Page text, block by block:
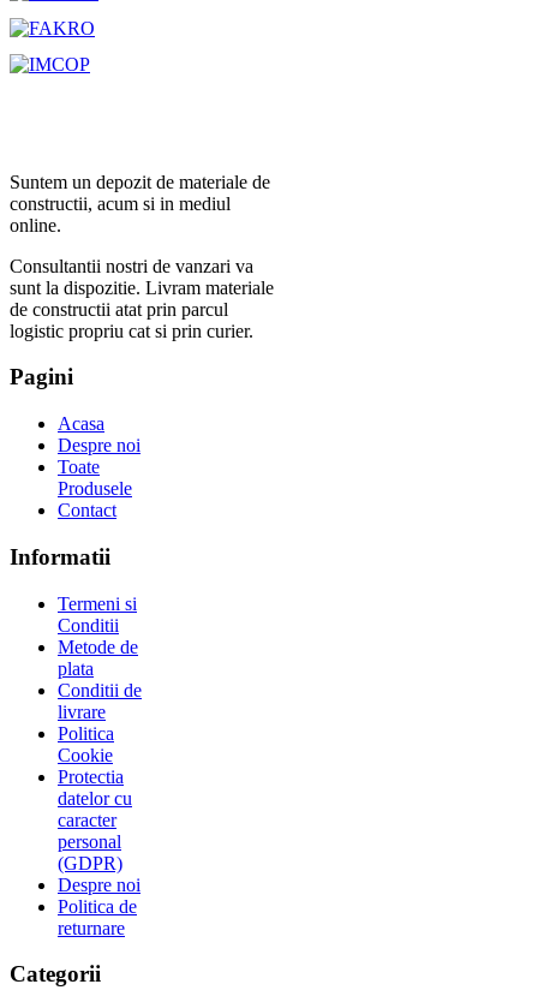
Suntem un depozit de materiale de
constructii, acum si in mediul
online.
Consultantii nostri de vanzari va
sunt la dispozitie. Livram materiale
de constructii atat prin parcul
logistic propriu cat si prin curier.
Pagini
Acasa
Despre noi
Toate
Produsele
Contact
Informatii
Termeni si
Conditii
Metode de
plata
Conditii de
livrare
Politica
Cookie
Protectia
datelor cu
caracter
personal
(GDPR)
Despre noi
Politica de
returnare
Categorii